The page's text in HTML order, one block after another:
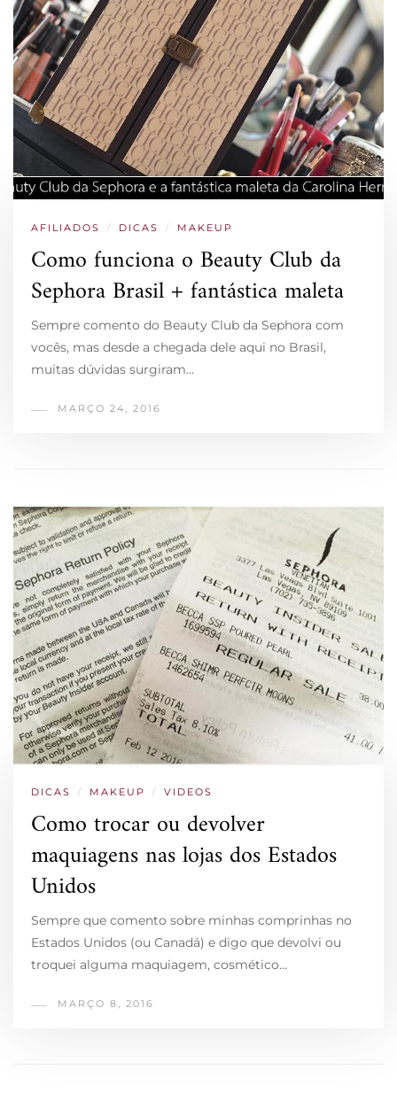
AFILIADOS / DICAS / MAKEUP
Como funciona o Beauty Club da
Sephora Brasil + fantástica maleta
Sempre comento do Beauty Club da Sephora com
vocês, mas desde a chegada dele aqui no Brasil,
muitas dúvidas surgiram…
MARÇO 24, 2016
DICAS / MAKEUP / VIDEOS
Como trocar ou devolver
maquiagens nas lojas dos Estados
Unidos
Sempre que comento sobre minhas comprinhas no
Estados Unidos (ou Canadá) e digo que devolvi ou
troquei alguma maquiagem, cosmético…
MARÇO 8, 2016